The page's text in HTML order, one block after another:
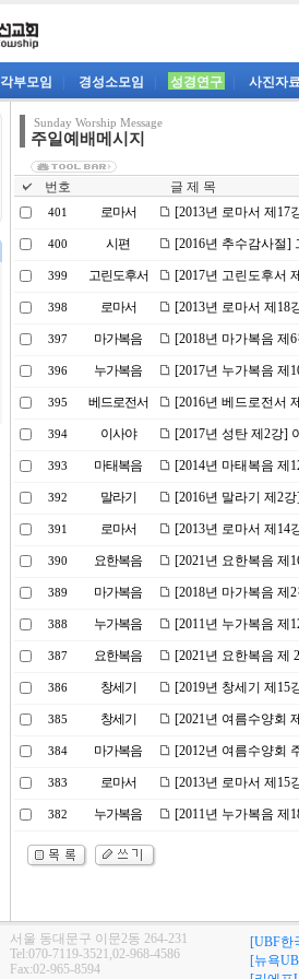
각부모임 경성소모임 성경연구 사진자
Sunday Worship Message
주일예배메시지
번호 글 제 목
401 로마서 [2013년 로마서 제17
400 시편 [2016년 추수감사절]
399 고린도후서 [2017년 고린도후서
398 로마서 [2013년 로마서 제18
397 마가복음 [2018년 마가복음 제
396 누가복음 [2017년 누가복음 제
395 베드로전서 [2016년 베드로전서
394 이사야 [2017년 성탄 제2강]
393 마태복음 [2014년 마태복음 제
392 말라기 [2016년 말라기 제2
391 로마서 [2013년 로마서 제14
390 요한복음 [2021년 요한복음 제
389 마가복음 [2018년 마가복음 제
388 누가복음 [2011년 누가복음 제
387 요한복음 [2021년 요한복음 제
386 창세기 [2019년 창세기 제15
385 창세기 [2021년 여름수양회
384 마가복음 [2012년 여름수양회
383 로마서 [2013년 로마서 제15
382 누가복음 [2011년 누가복음 제
서울 동대문구 이문2동 264-231
Tel:070-7119-3521,02-968-4586
Fax:02-965-8594
[UBF한
[뉴욕